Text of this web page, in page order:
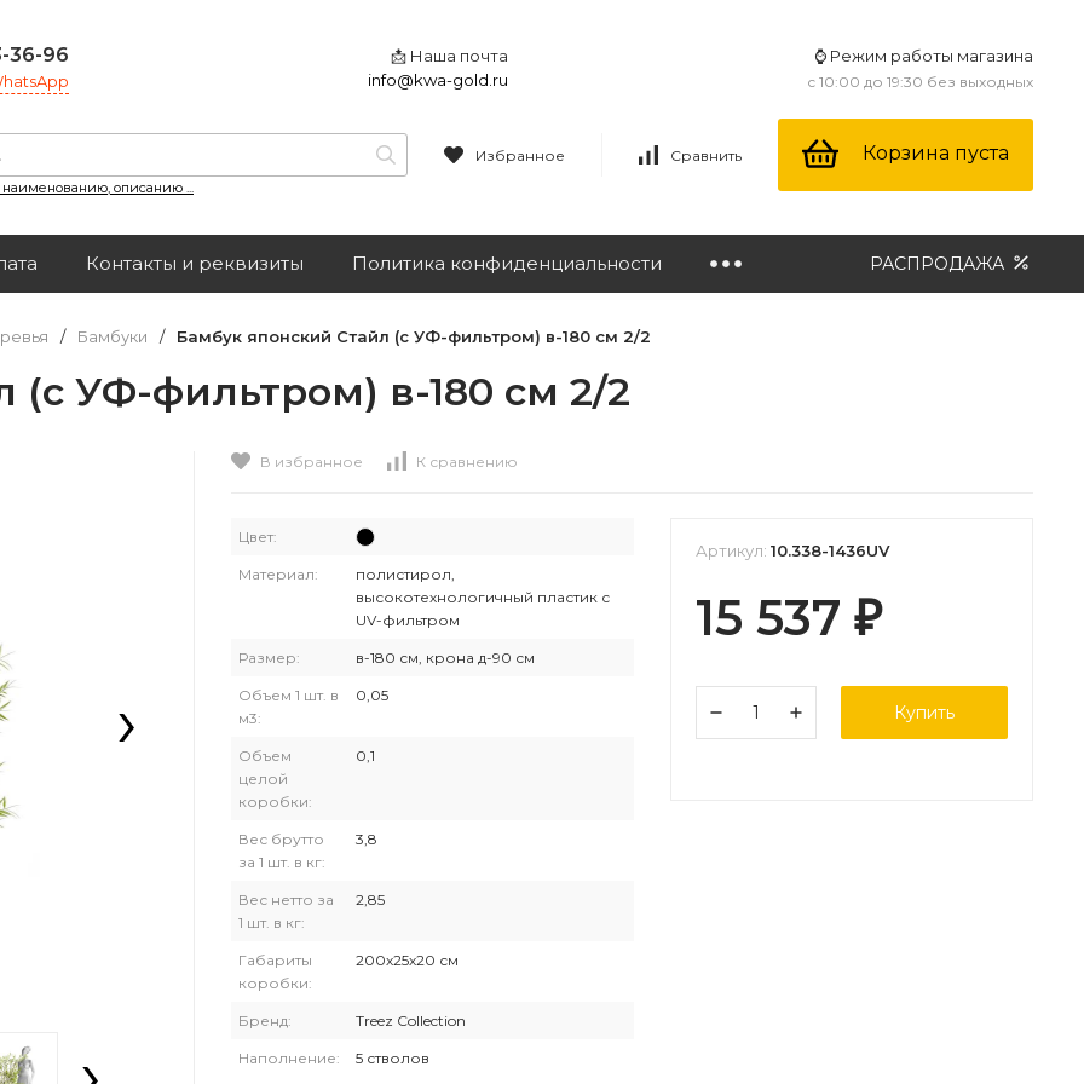
36-96
📩 Наша почта
info@kwa-gold.ru
⌚ Режим работы магазина
с 10:00 до 19:30 без выходных
наименованию, описанию ...
Избранное Сравнить Корзина пуста
Контакты и реквизиты Политика конфиденциальности РАСПРОДАЖА
/ Бамбуки / Бамбук японский Стайл (с УФ-фильтром) в-180 см 2/2
(с УФ-фильтром) в-180 см 2/2
›
В избранное К сравнению
Цвет:
Материал:
полистирол,
высокотехнологичный пластик с
UV-фильтром
Размер: в-180 см, крона д-90 см
Объем 1 шт. в
м3:
0,05
Объем
целой
коробки:
0,1
Вес брутто
за 1 шт. в кг:
3,8
Вес нетто за
1 шт. в кг:
2,85
Габариты
коробки:
200х25х20 см
Бренд: Treez Collection
Наполнение: 5 стволов
Артикул: 10.338-1436UV
15 537 ₽
Купить